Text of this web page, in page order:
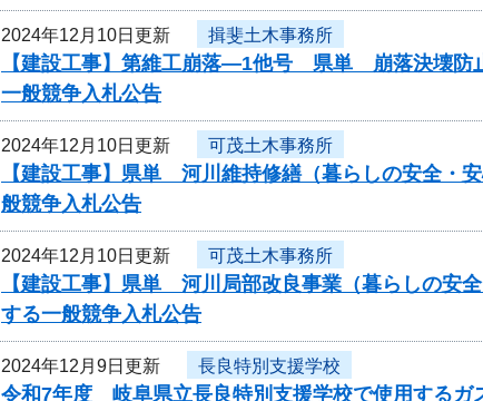
2024年12月10日更新 揖斐土木事務所
【建設工事】第維工崩落―1他号 県単 崩落決壊防
一般競争入札公告
2024年12月10日更新 可茂土木事務所
【建設工事】県単 河川維持修繕（暮らしの安全・
般競争入札公告
2024年12月10日更新 可茂土木事務所
【建設工事】県単 河川局部改良事業（暮らしの安
する一般競争入札公告
2024年12月9日更新 長良特別支援学校
令和7年度 岐阜県立長良特別支援学校で使用するガ